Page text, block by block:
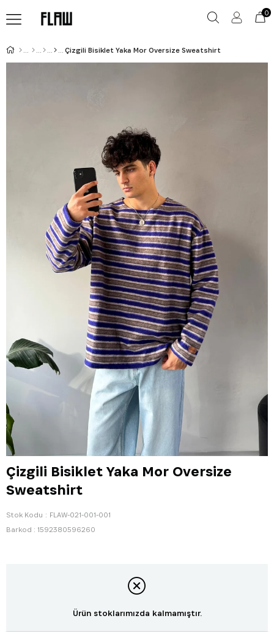
0
Çizgili Bisiklet Yaka Mor Oversize Sweatshirt
Çizgili Bisiklet Yaka Mor Oversize
Sweatshirt
Stok Kodu
FLAW-021-001-001
Barkod : 1592380596260
Ürün stoklarımızda kalmamıştır.